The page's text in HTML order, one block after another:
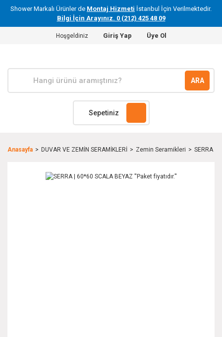
Shower Markalı Ürünler de Montaj Hizmeti İstanbul İçin Verilmektedir.
Bilgi İçin Arayınız. 0 (212) 425 48 09
Hoşgeldiniz Giriş Yap Üye Ol
ARA
Sepetiniz
Anasayfa DUVAR VE ZEMİN SERAMİKLERİ Zemin Seramikleri SERRA |